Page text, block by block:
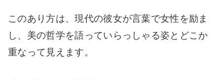
このあり方は、現代の彼女が言葉で女性を励ま
し、美の哲学を語っていらっしゃる姿とどこか
重なって見えます。